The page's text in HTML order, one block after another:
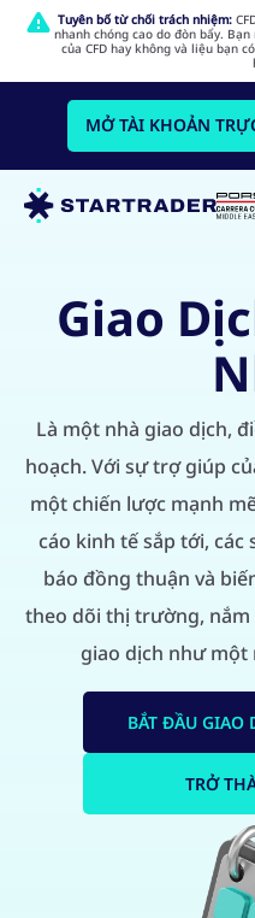
Tuyên bố từ chối trách nhiệm:
nhanh chóng cao do đòn bẩy.
của CFD hay không và liệu bạn
MỞ TÀI KHOẢN
Giao
Là một nhà giao dịch,
hoạch. Với sự trợ giúp
một chiến lược mạnh
cáo kinh tế sắp tới,
báo đồng thuận và
theo dõi thị trường,
giao dịch như một
BẮT ĐẦU GIAO
TRỞ